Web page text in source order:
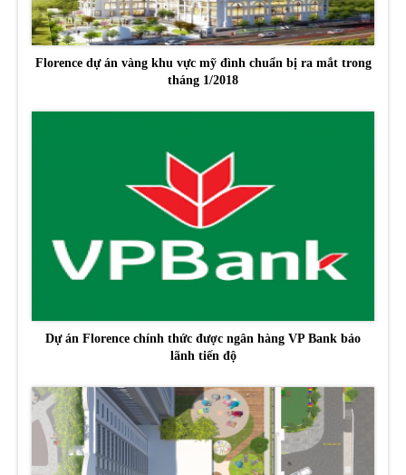
Florence dự án vàng khu vực mỹ đình chuẩn bị ra mắt trong
tháng 1/2018
Dự án Florence chính thức được ngân hàng VP Bank bảo
lãnh tiến độ